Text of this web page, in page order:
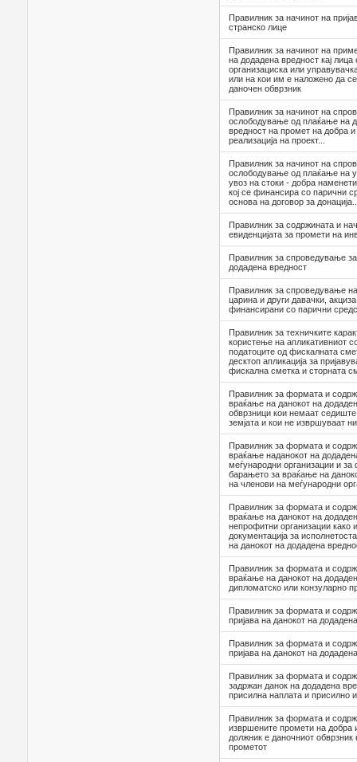
Правилник за начинот на
странско лице
Правилник за начинот на
на додадена вредност кај лица
организациска или
или на кои им е наложено да
даночен обврзник
Правилник за начинот на
ослободување од плаќање на
вредност на промет на добра
реализација на проект...
Правилник за начинот на
ослободување од плаќање на
увоз на стоки - добра
кој се финансира со парични
основа на договор за
Правилник за содржината и
евиденцијата за промети на
Правилник за спроведување
додадена вредност
Правилник за спроведување
царина и други давачки,
финансирани со парични
Правилник за техничките
користење на апликативниот
податоците од фискалната
десктоп апликација за
фискална сметка и сторната
Правилник за формата и
враќање на данокот на
обврзници кои немаат
земјата и кои не извршуваат
Правилник за формата и
враќање наданокот на
меѓународни организации и
барањето за враќање на
на членови на меѓународни
Правилник за формата и
враќање на данокот на
непрофитни организации како
документација за
на данокот на додадена
Правилник за формата и
враќање на данокот на
дипломатскo или конзуларно
Правилник за формата и
пријава на данокот на
Правилник за формата и
пријава на данокот на
Правилник за формата и
задржан данок на додадена
присилна наплата и присилно
Правилник за формата и
извршените промети на добра
должник е даночниот обврзник
прометот